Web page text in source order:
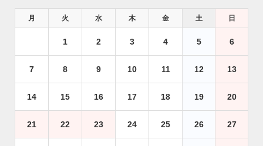
月 火 水 木 金 土 日
1 2 3 4 5 6
7 8 9 10 11 12 13
14 15 16 17 18 19 20
21 22 23 24 25 26 27